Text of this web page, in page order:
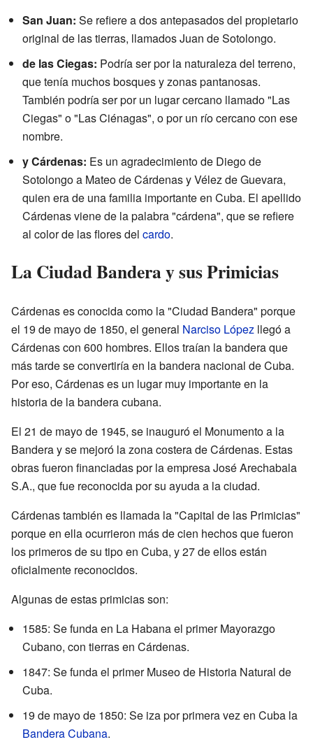
San Juan: Se refiere a dos antepasados del propietario
original de las tierras, llamados Juan de Sotolongo.
de las Ciegas: Podría ser por la naturaleza del terreno,
que tenía muchos bosques y zonas pantanosas.
También podría ser por un lugar cercano llamado "Las
Ciegas" o "Las Ciénagas", o por un río cercano con ese
nombre.
y Cárdenas: Es un agradecimiento de Diego de
Sotolongo a Mateo de Cárdenas y Vélez de Guevara,
quien era de una familia importante en Cuba. El apellido
Cárdenas viene de la palabra "cárdena", que se refiere
al color de las flores del cardo.
La Ciudad Bandera y sus Primicias
Cárdenas es conocida como la "Ciudad Bandera" porque
el 19 de mayo de 1850, el general Narciso López llegó a
Cárdenas con 600 hombres. Ellos traían la bandera que
más tarde se convertiría en la bandera nacional de Cuba.
Por eso, Cárdenas es un lugar muy importante en la
historia de la bandera cubana.
El 21 de mayo de 1945, se inauguró el Monumento a la
Bandera y se mejoró la zona costera de Cárdenas. Estas
obras fueron financiadas por la empresa José Arechabala
S.A., que fue reconocida por su ayuda a la ciudad.
Cárdenas también es llamada la "Capital de las Primicias"
porque en ella ocurrieron más de cien hechos que fueron
los primeros de su tipo en Cuba, y 27 de ellos están
oficialmente reconocidos.
Algunas de estas primicias son:
1585: Se funda en La Habana el primer Mayorazgo
Cubano, con tierras en Cárdenas.
1847: Se funda el primer Museo de Historia Natural de
Cuba.
19 de mayo de 1850: Se iza por primera vez en Cuba la
Bandera Cubana.